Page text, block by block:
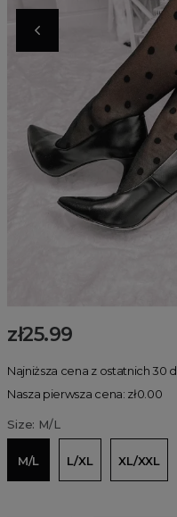
zł25.99
Najniższa cena z ostatnich 30
Nasza pierwsza cena: zł0.00
Size: M/L
M/L L/XL XL/XXL